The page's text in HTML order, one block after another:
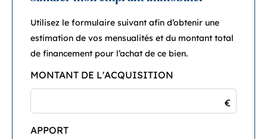
Utilisez le formulaire suivant afin d’obtenir une
estimation de vos mensualités et du montant total
de financement pour l’achat de ce bien.
MONTANT DE L'ACQUISITION
€
APPORT